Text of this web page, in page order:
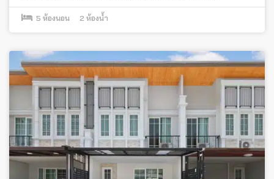
5 ห้องนอน 2 ห้องน้ำ